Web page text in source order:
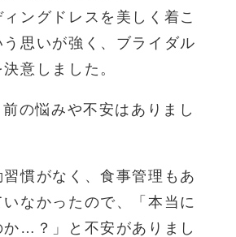
ングドレスを美しく着こ
思いが強く、ブライダル
意しました。
の悩みや不安はありまし
習慣がなく、食事管理もあ
いなかったので、「本当に
か…？」と不安がありまし